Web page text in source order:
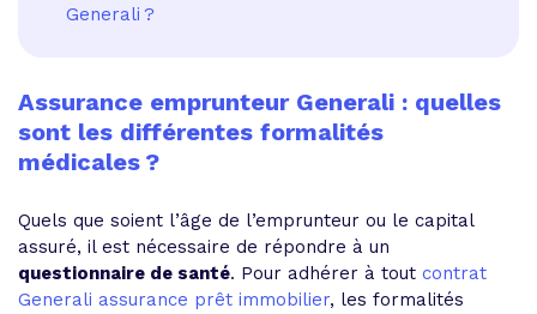
Generali ?
Assurance emprunteur Generali : quelles
sont les différentes formalités
médicales ?
Quels que soient l’âge de l’emprunteur ou le capital
assuré, il est nécessaire de répondre à un
questionnaire de santé. Pour adhérer à tout contrat
Generali assurance prêt immobilier, les formalités